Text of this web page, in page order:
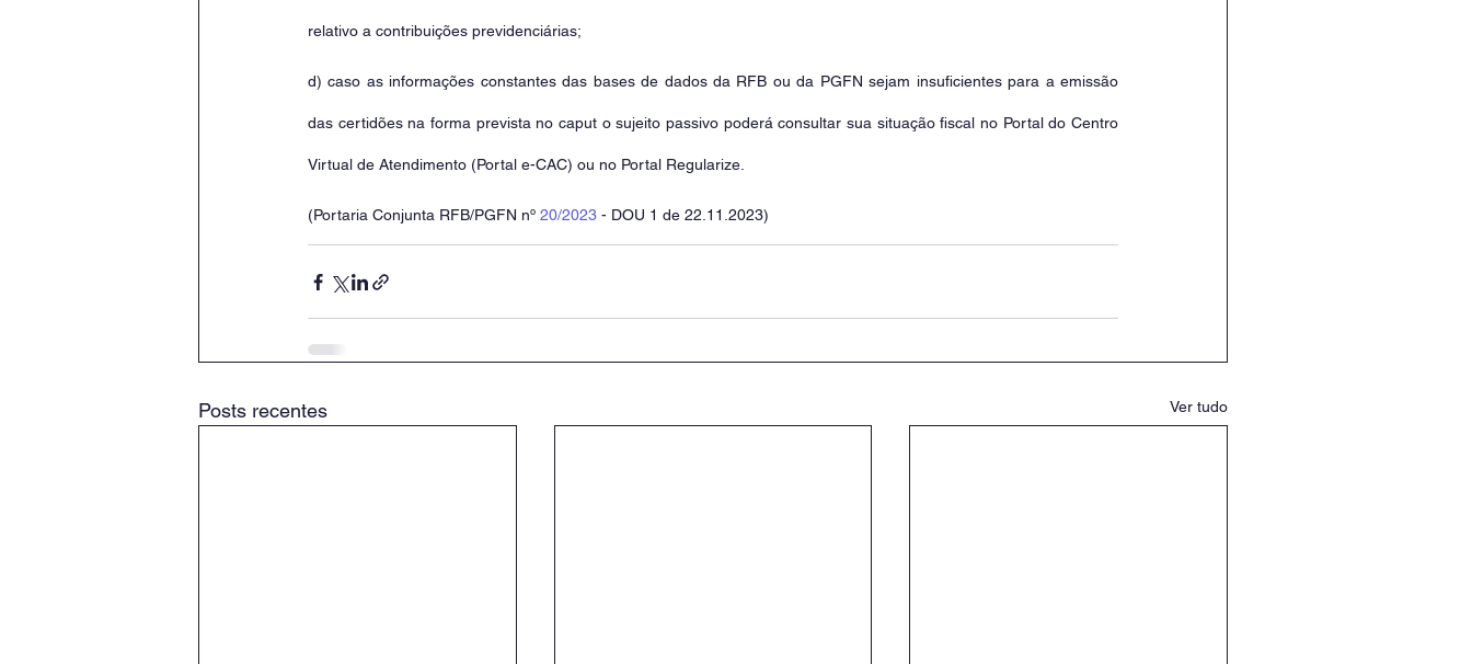
relativo a contribuições previdenciárias;
d) caso as informações constantes das bases de dados da RFB ou da PGFN sejam insuficientes para a emissão
das certidões na forma prevista no caput o sujeito passivo poderá consultar sua situação fiscal no Portal do Centro
Virtual de Atendimento (Portal e-CAC) ou no Portal Regularize.
(Portaria Conjunta RFB/PGFN nº 20/2023 - DOU 1 de 22.11.2023)
Posts recentes Ver tudo